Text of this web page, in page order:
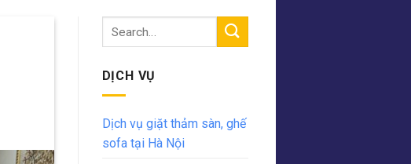
DỊCH VỤ
Dịch vụ giặt thảm sàn, ghế
sofa tại Hà Nội